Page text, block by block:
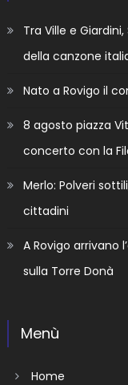
Tra Ville e
della canzone
Nato a Rovigo il
8 agosto piazza
concerto con la
Merlo: Polveri
cittadini
A Rovigo arrivano
sulla Torre Donà
Menù
Home